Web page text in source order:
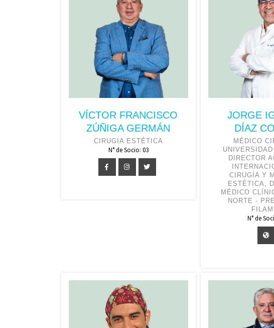
VÍCTOR FRANCISCO
ZÚÑIGA GERMÁN
CIRUGIA ESTÉTICA
N° de Socio: 03
JORGE
DÍAZ
MÉDICO
UNIVERSIDAD
DIRECTOR
CIRUGÍA Y
ESTÉTICA,
MÉDICO
NORTE -
N° de